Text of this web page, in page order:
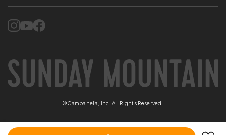
©Campanela, Inc. All Rights Reserved.